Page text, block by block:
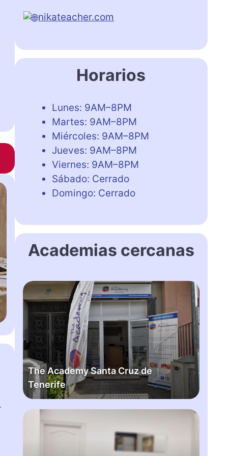
nikateacher.com
Horarios
Lunes: 9AM–8PM
Martes: 9AM–8PM
Miércoles: 9AM–8PM
Jueves: 9AM–8PM
Viernes: 9AM–8PM
Sábado: Cerrado
Domingo: Cerrado
Academias cercanas
The Academy Santa Cruz de
Tenerife
T
h
c
a
d
e
m
y
S
a
I